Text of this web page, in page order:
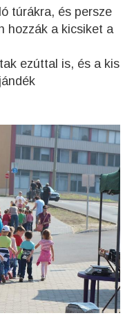
túrákra, és persze
hozzák a kicsiket a
ezúttal is, és a kis